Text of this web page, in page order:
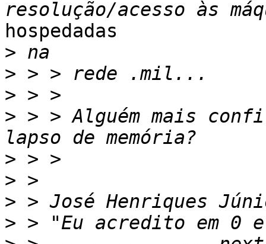
hospedadas
>
>
>
> > > Alguém mais
>
>
>
>